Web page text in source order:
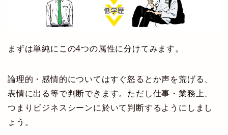
まずは単純にこの4つの属性に分けてみます。
論理的・感情的についてはすぐ怒るとか声を荒げる、
表情に出る等で判断できます。ただし仕事・業務上、
つまりビジネスシーンに於いて判断するようにしまし
ょう。